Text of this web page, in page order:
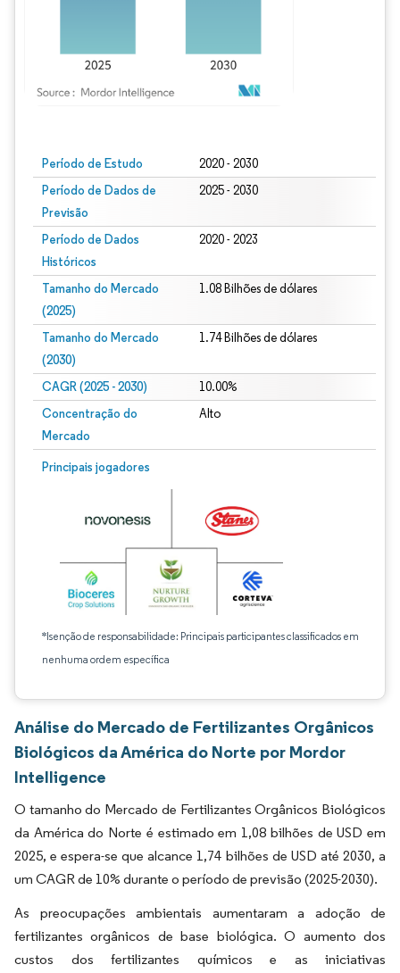
Período de Estudo 2020 - 2030
Período de Dados de
Previsão
2025 - 2030
Período de Dados
Históricos
2020 - 2023
Tamanho do Mercado
(2025)
1.08 Bilhões de dólares
Tamanho do Mercado
(2030)
1.74 Bilhões de dólares
CAGR (2025 - 2030) 10.00%
Concentração do
Mercado
Alto
Principais jogadores
*Isenção de responsabilidade: Principais participantes classificados em
nenhuma ordem específica
Análise do Mercado de Fertilizantes Orgânicos
Biológicos da América do Norte por Mordor
Intelligence
O tamanho do Mercado de Fertilizantes Orgânicos Biológicos
da América do Norte é estimado em 1,08 bilhões de USD em
2025, e espera-se que alcance 1,74 bilhões de USD até 2030, a
um CAGR de 10% durante o período de previsão (2025-2030).
As preocupações ambientais aumentaram a adoção de
fertilizantes orgânicos de base biológica. O aumento dos
custos dos fertilizantes químicos e as iniciativas